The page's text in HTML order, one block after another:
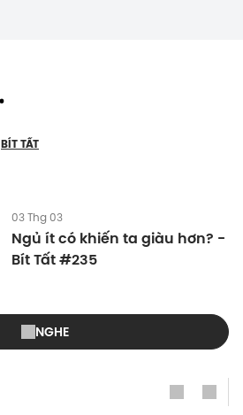
BÍT TẤT
03 Thg 03
Ngủ ít có khiến ta giàu hơn? -
Bít Tất #235
NGHE